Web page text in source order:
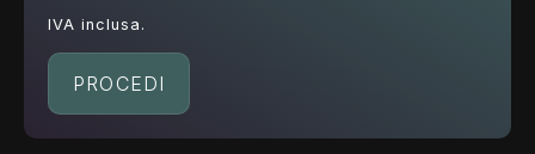
IVA inclusa.
PROCEDI